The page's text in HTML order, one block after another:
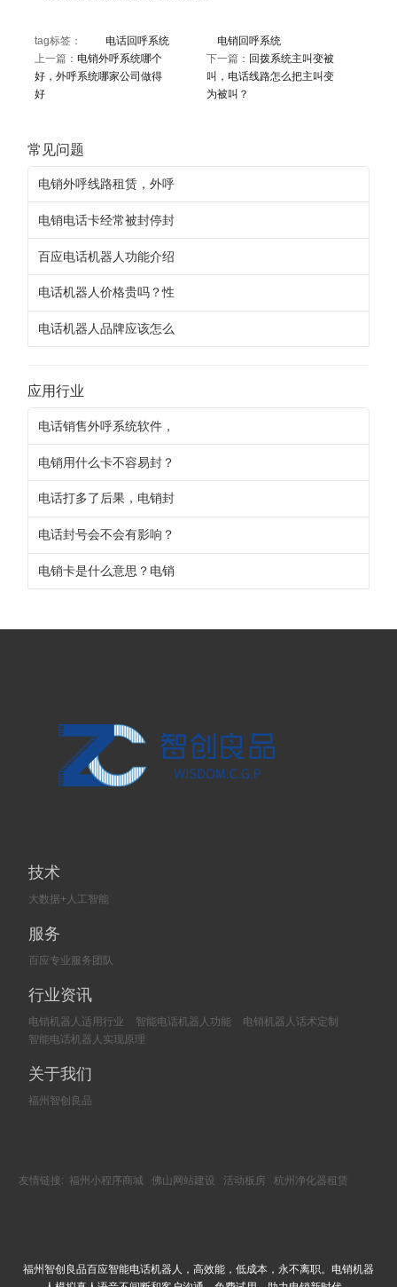
tag标签： 电话回呼系统
电销回呼系统
上一篇： 电销外呼系统哪个
好，外呼系统哪家公司做得
好
下一篇： 回拨系统主叫变被
叫，电话线路怎么把主叫变
为被叫？
常见问题
电销外呼线路租赁，外呼
电销电话卡经常被封停封
百应电话机器人功能介绍
电话机器人价格贵吗？性
电话机器人品牌应该怎么
应用行业
电话销售外呼系统软件，
电销用什么卡不容易封？
电话打多了后果，电销封
电话封号会不会有影响？
电销卡是什么意思？电销
技术
大数据+人工智能
服务
百应专业服务团队
行业资讯
电销机器人适用行业 智能电话机器人功能
电销机器人话术定制
智能电话机器人实现原理
关于我们
福州智创良品
友情链接: 福州小程序商城 佛山网站建设 活动板房 杭州净化器租赁
福州智创良品百应智能电话机器人，高效能，低成本，永不离职。电销机器